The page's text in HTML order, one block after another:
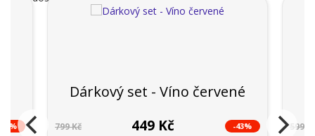
Dárkový set - Víno červené
799 Kč 449 Kč -43% 599